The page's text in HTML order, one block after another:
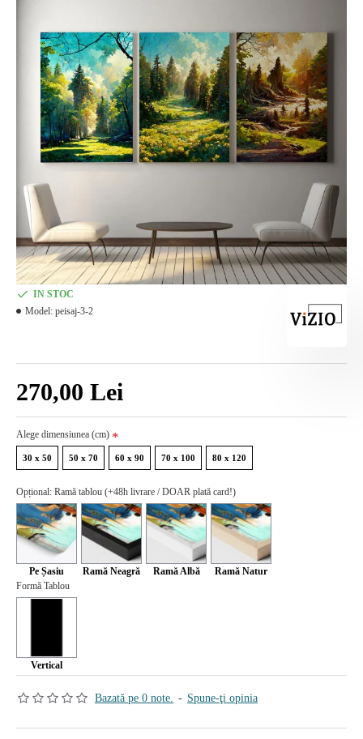
Bazată pe 0 note. - Spune-ţi opinia
270,00 Lei
IN STOC
Model: peisaj-3-2
Alege dimensiunea (cm)
30 x 50 50 x 70 60 x 90 70 x 100 80 x 120
Opțional: Ramă tablou (+48h livrare / DOAR plată card!)
Pe Șasiu Ramă Neagră Ramă Albă
Ramă Natur
Formă Tablou
Vertical